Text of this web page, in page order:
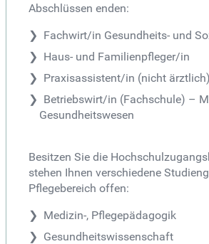
Abschlüssen enden:
Fachwirt/in Gesundheits- und
Haus- und Familienpfleger/in
Praxisassistent/in (nicht ärztlich)
Betriebswirt/in (Fachschule) –
Gesundheitswesen
Besitzen Sie die
stehen Ihnen verschiedene
Pflegebereich offen:
Medizin-, Pflegepädagogik
Gesundheitswissenschaft